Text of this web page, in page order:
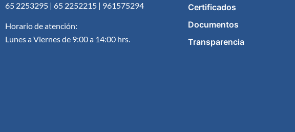
65 2253295 | 65 2252215 | 961575294
Horario de atención:
Lunes a Viernes de 9:00 a 14:00 hrs.
Certificados
Documentos
Transparencia